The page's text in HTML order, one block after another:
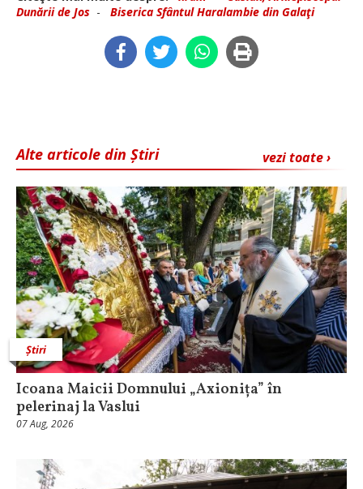
Dunării de Jos - Biserica Sfântul Haralambie din Galaţi
vezi toate ›
Alte articole din Știri
Știri
Icoana Maicii Domnului „Axionița” în
pelerinaj la Vaslui
07 Aug, 2026